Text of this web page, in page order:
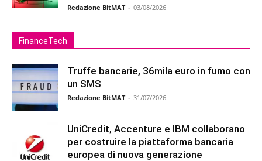
Redazione BitMAT - 03/08/2026
FinanceTech
Truffe bancarie, 36mila euro in fumo con
un SMS
Redazione BitMAT - 31/07/2026
UniCredit, Accenture e IBM collaborano
per costruire la piattaforma bancaria
europea di nuova generazione